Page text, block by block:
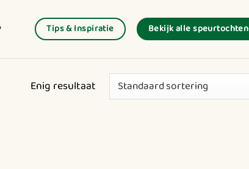
Tips & Inspiratie Bekijk alle speurtochten
Enig resultaat